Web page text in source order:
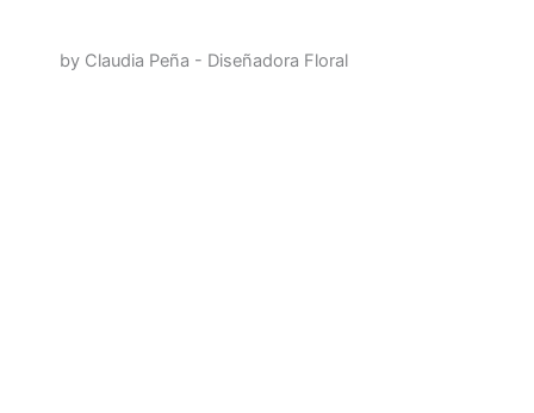
by Claudia Peña - Diseñadora Floral